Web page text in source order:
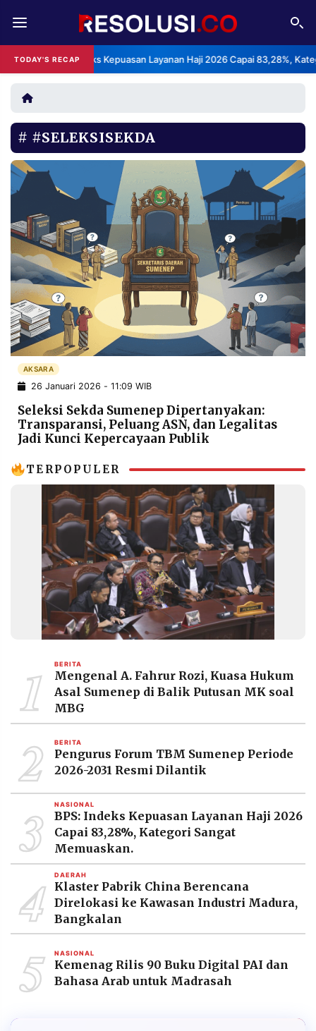
TODAY'S RECAP
BPS: Indeks Kepuasan Layanan Haji 2026 Capai 83,28%, Kategori
REDAKSI TENTANG
RESOLUSI IKLAN
RUBRIKASI
EDITORIAL AKSARA
FINANSIA PERSONA
DAERAH NASIONAL
MANCA SPORT
INFORMASI
PRIVACY
POLICY
BERITA
WARGA
INFORMASI
IKLAN
KIRIM
PENGADUAN TERM
OF
SERVICE
IKUTI
RESOLUSI
MEDIA
©
Resolusi.co
-
PT.
RESOLUSI
MEDIA
PRAMUDITA
#SELEKSISEKDA
AKSARA
26 Januari 2026 - 11:09 WIB
Seleksi Sekda Sumenep Dipertanyakan:
Transparansi, Peluang ASN, dan Legalitas
Jadi Kunci Kepercayaan Publik
TERPOPULER
1 BERITA
Mengenal A. Fahrur Rozi, Kuasa Hukum
Asal Sumenep di Balik Putusan MK soal
MBG
2 BERITA
Pengurus Forum TBM Sumenep Periode
2026-2031 Resmi Dilantik
3 NASIONAL
BPS: Indeks Kepuasan Layanan Haji 2026
Capai 83,28%, Kategori Sangat
Memuaskan.
4 DAERAH
Klaster Pabrik China Berencana
Direlokasi ke Kawasan Industri Madura,
Bangkalan
5 NASIONAL
Kemenag Rilis 90 Buku Digital PAI dan
Bahasa Arab untuk Madrasah